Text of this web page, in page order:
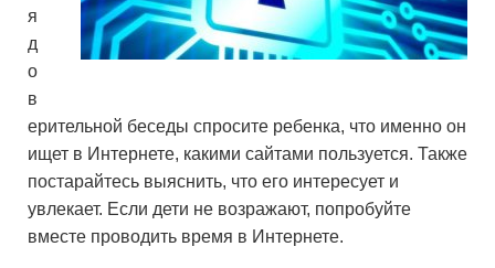
я
д
о
в
ерительной беседы спросите ребенка, что именно он
ищет в Интернете, какими сайтами пользуется. Также
постарайтесь выяснить, что его интересует и
увлекает. Если дети не возражают, попробуйте
вместе проводить время в Интернете.